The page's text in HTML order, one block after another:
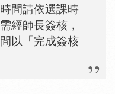
間請依選課時
經師長簽核，
以「完成簽核